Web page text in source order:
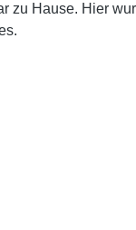
zu Hause. Hier